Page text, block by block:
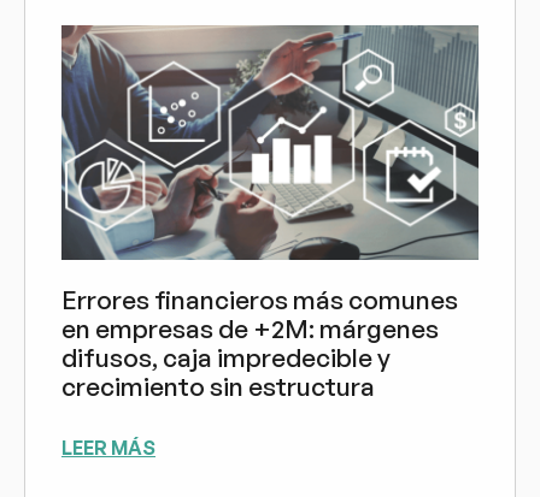
Errores financieros más comunes
en empresas de +2M: márgenes
difusos, caja impredecible y
crecimiento sin estructura
LEER MÁS